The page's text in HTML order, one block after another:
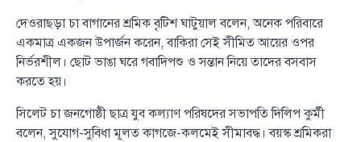
দেওরাছড়া চা বাগানের শ্রমিক বৃটিশ ঘাটুয়াল বলেন, অনেক পরিবারে
একমাত্র একজন উপার্জন করেন, বাকিরা সেই সীমিত আয়ের ওপর
নির্ভরশীল। ছোট ভাঙা ঘরে গবাদিপশু ও সন্তান নিয়ে তাদের বসবাস
করতে হয়।
সিলেট চা জনগোষ্ঠী ছাত্র যুব কল্যাণ পরিষদের সভাপতি দিলিপ কুর্মী
বলেন, সুযোগ-সুবিধা মূলত কাগজে-কলমেই সীমাবদ্ধ। বয়স্ক শ্রমিকরা